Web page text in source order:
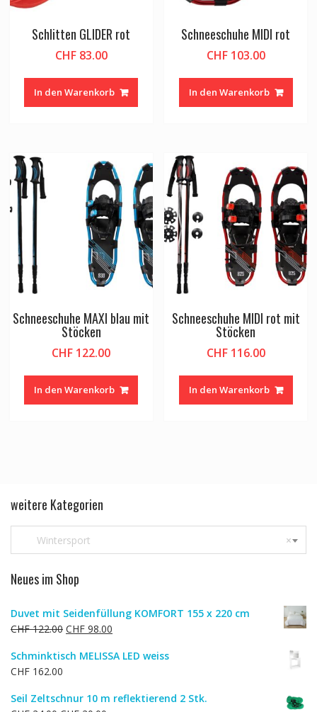
Schlitten GLIDER rot
CHF83.00
In den Warenkorb
Schneeschuhe MIDI rot
CHF103.00
In den Warenkorb
Schneeschuhe MAXI blau mit
Stöcken
CHF 122.00
In den Warenkorb
Schneeschuhe MIDI rot mit
Stöcken
CHF116.00
In den Warenkorb
weitere Kategorien
×
Wintersport
Neues im Shop
Duvet mit Seidenfüllung KOMFORT 155 x 220 cm
CHF122.00 Ursprünglicher
war:
CHF 98.00
ist:
Schminktisch MELISSA LED weiss
CHF 162.00
Seil Zeltschnur 10 m reflektierend 2 Stk.